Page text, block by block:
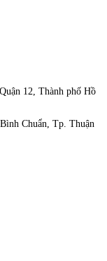
12, Thành phố Hồ
Chuẩn, Tp. Thuận